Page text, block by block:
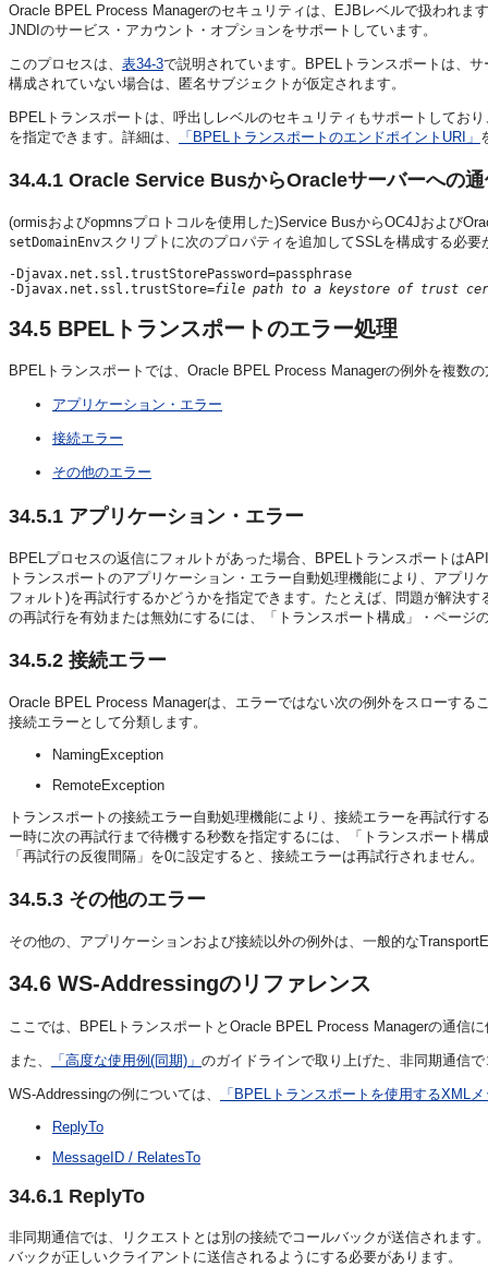
Oracle BPEL Process Managerのセキュリティは、EJBレベルで扱われ
JNDIのサービス・アカウント・オプションをサポートしています。
このプロセスは、 表34-3で説明されています。BPELトランスポートは、
構成されていない場合は、匿名サブジェクトが仮定されます。
BPELトランスポートは、呼出しレベルのセキュリティもサポートしてお
を指定できます。詳細は、
「BPELトランスポートのエンドポイントURI」
34.4.1 Oracle Service BusからOracleサーバーへの
(ormisおよびopmnsプロトコルを使用した)Service BusからOC4Jおよび
setDomainEnvスクリプトに次のプロパティを追加してSSLを構成する必要
-Djavax.net.ssl.trustStorePassword=passphrase
-Djavax.net.ssl.trustStore=file path to a keystore of trust
34.5 BPELトランスポートのエラー処理
BPELトランスポートでは、Oracle BPEL Process Managerの例外を複数
アプリケーション・エラー
接続エラー
その他のエラー
34.5.1 アプリケーション・エラー
BPELプロセスの返信にフォルトがあった場合、BPELトランスポートは
トランスポートのアプリケーション・エラー自動処理機能により、アプ
フォルト)を再試行するかどうかを指定できます。たとえば、問題が解決
の再試行を有効または無効にするには、「トランスポート構成」・ページ
34.5.2 接続エラー
Oracle BPEL Process Managerは、エラーではない次の例外をスローす
接続エラーとして分類します。
NamingException
RemoteException
トランスポートの接続エラー自動処理機能により、接続エラーを再試行
ー時に次の再試行まで待機する秒数を指定するには、「トランスポート構
「再試行の反復間隔」を0に設定すると、接続エラーは再試行されません。
34.5.3 その他のエラー
その他の、アプリケーションおよび接続以外の例外は、一般的な
34.6 WS-Addressingのリファレンス
ここでは、BPELトランスポートとOracle BPEL Process Managerの通信
また、 「高度な使用例(同期)」 のガイドラインで取り上げた、非同期通信
WS-Addressingの例については、
「BPELトランスポートを使用するXML
ReplyTo
MessageID / RelatesTo
34.6.1 ReplyTo
非同期通信では、リクエストとは別の接続でコールバックが送信されま
バックが正しいクライアントに送信されるようにする必要があります。